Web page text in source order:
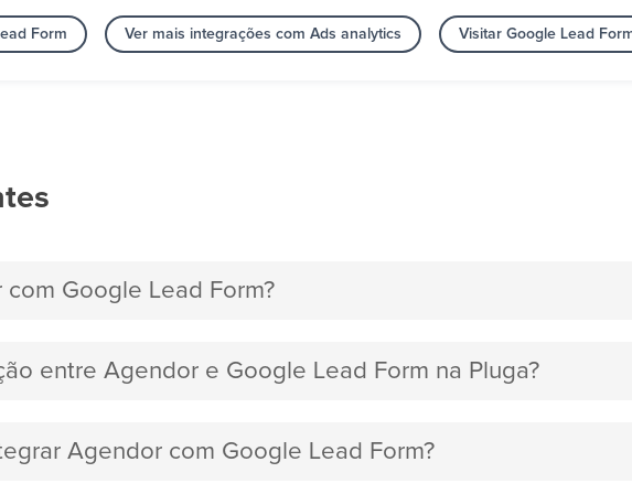
Form Ver mais integrações com Ads analytics Visitar Google Lead
Google Lead Form?
entre Agendor e Google Lead Form na Pluga?
Agendor com Google Lead Form?